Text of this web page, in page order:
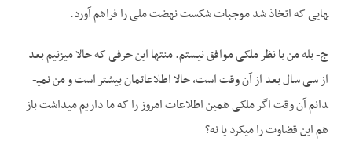
هایی که اتخاذ شد موجبات شکست نهضت ملی را فراهم آورد.
ج- بله من با نظر ملکی موافق نیستم. منتها این حرفی که حالا می­زنیم بعد
از سی سال بعد از آن وقت است، حالا اطلاعاتمان بیشتر است و من نمی­
دانم آن وقت اگر ملکی همین اطلاعات امروز را که ما داریم می­داشت باز
هم این قضاوت را می­کرد یا نه؟